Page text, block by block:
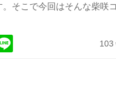
。そこで今回はそんな柴
103